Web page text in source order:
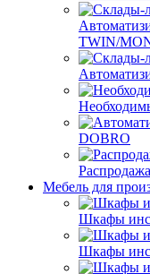
TWIN/
DOBRO
Распродажа
Мебель для
Шкафы
Шкафы